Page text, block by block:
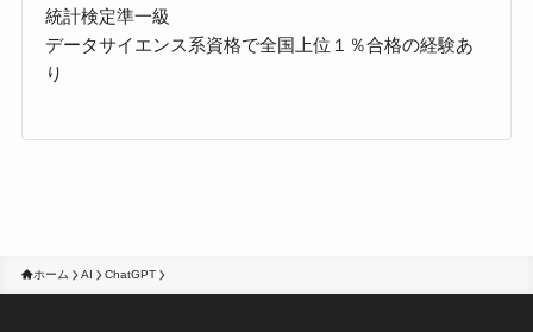
統計検定準一級
データサイエンス系資格で全国上位１％合格の経験あ
り
ホーム AI ChatGPT